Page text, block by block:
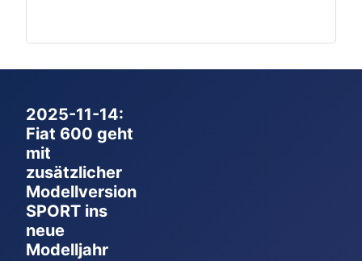
2025-11-14:
Fiat 600 geht
mit
zusätzlicher
Modellversion
SPORT ins
neue
Modelljahr